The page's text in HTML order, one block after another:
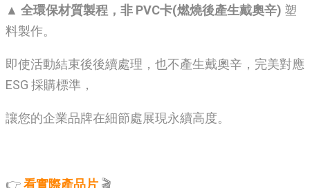
▲ 全環保材質製程，非 PVC卡(燃燒後產生戴奧辛) 塑
料製作。
即使活動結束後後續處理，也不產生戴奧辛，完美對應
ESG 採購標準，
讓您的企業品牌在細節處展現永續高度。
👉看實際產品片 🎬